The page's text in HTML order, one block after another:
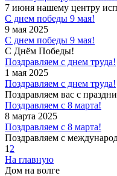
7 июня нашему центру
С днем победы 9 мая!
9 мая 2025
С днем победы 9 мая!
С Днём Победы!
Поздравляем с днем труда!
1 мая 2025
Поздравляем с днем труда!
Поздравляем вас с
Поздравляем с 8 марта!
8 марта 2025
Поздравляем с 8 марта!
Поздравляем с
1 2
На главную
Дом на волге